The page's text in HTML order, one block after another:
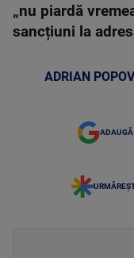
„nu piardă
sancțiuni la
ADRIAN
ADAUGĂ